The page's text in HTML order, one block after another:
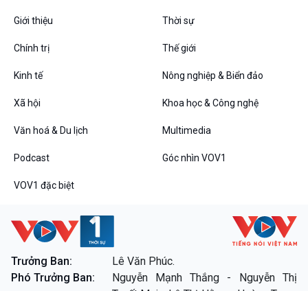
Giới thiệu Thời sự
Chính trị Thế giới
Kinh tế Nông nghiệp & Biển đảo
Xã hội Khoa học & Công nghệ
Văn hoá & Du lịch Multimedia
Podcast Góc nhìn VOV1
VOV1 đặc biệt
Trưởng Ban:
Lê Văn Phúc.
Phó Trưởng Ban:
Nguyễn Mạnh Thắng - Nguyễn Thị